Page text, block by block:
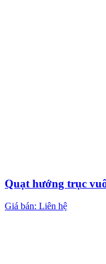
Quạt hướng trục
Giá bán: Liên hệ